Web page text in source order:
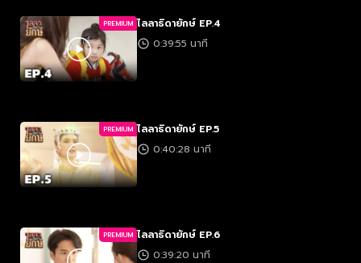
PREMIUM ไลลาธิดายักษ์ EP.4
0:39:55 นาที
PREMIUM ไลลาธิดายักษ์ EP.5
0:40:28 นาที
PREMIUM ไลลาธิดายักษ์ EP.6
0:39:20 นาที